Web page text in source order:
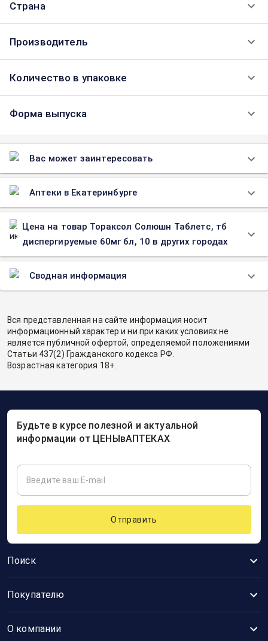
Страна
Производитель
Количество в упаковке
Форма выпуска
Вас может заинтересовать
Аптеки в Екатеринбурге
Цена на товар Тораксол Солюшн Таблетс, тб
диспергируемые 60мг бл, 10 в других городах
Сводная информация
Вся представленная на сайте информация носит
информационный характер и ни при каких условиях не
является публичной офертой, определяемой положениями
Статьи 437(2) Гражданского кодекса РФ.
Возрастная категория 18+.
Поиск
Покупателю
О компании
Будьте в курсе полезной и актуальной
информации от ЦЕНЫвАПТЕКАХ
Отправить